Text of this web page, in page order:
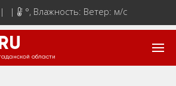
| | °, Влажность: Ветер: м/с
области